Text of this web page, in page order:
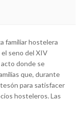
familiar hostelera
seno del XIV
donde se
que, durante
para satisfacer
hosteleros. Las